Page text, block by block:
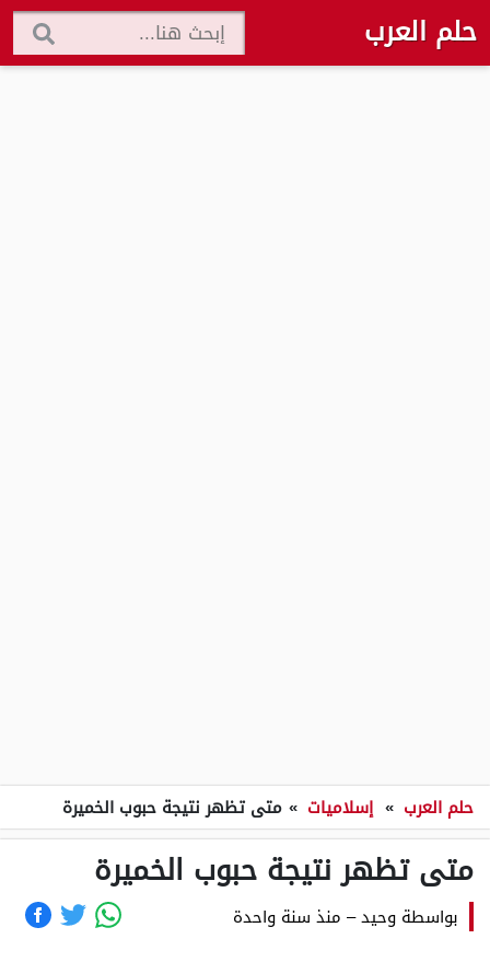
حلم العرب
حلم العرب » إسلاميات » متى تظهر نتيجة حبوب الخميرة
متى تظهر نتيجة حبوب الخميرة
بواسطة وحيد– منذ سنة واحدة